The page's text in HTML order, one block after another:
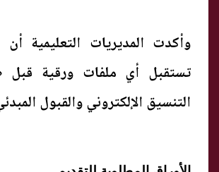
وأكدت المديريات التعليمية
تستقبل أي ملفات ورقية قبل
التنسيق الإلكتروني والقبول